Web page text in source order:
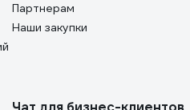
Партнерам
Наши закупки